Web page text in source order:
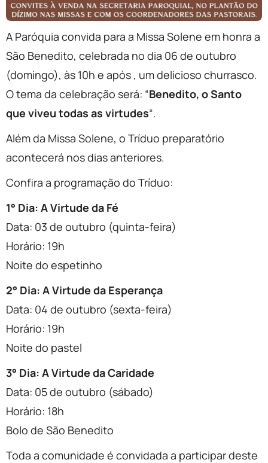
A Paróquia convida para a Missa Solene em honra a
São Benedito, celebrada no dia 06 de outubro
(domingo), às 10h e após , um delicioso churrasco.
O tema da celebração será: “Benedito, o Santo
que viveu todas as virtudes“.
Além da Missa Solene, o Tríduo preparatório
acontecerá nos dias anteriores.
Confira a programação do Tríduo:
1° Dia: A Virtude da Fé
Data: 03 de outubro (quinta-feira)
Horário: 19h
Noite do espetinho
2° Dia: A Virtude da Esperança
Data: 04 de outubro (sexta-feira)
Horário: 19h
Noite do pastel
3° Dia: A Virtude da Caridade
Data: 05 de outubro (sábado)
Horário: 18h
Bolo de São Benedito
Toda a comunidade é convidada a participar deste